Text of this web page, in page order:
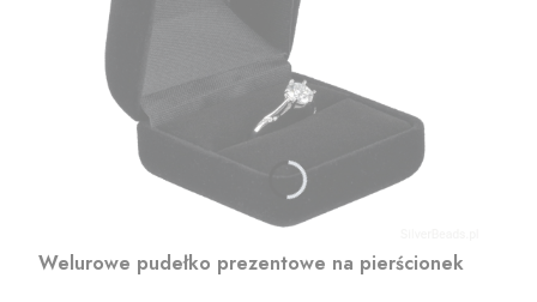
Welurowe pudełko prezentowe na pierścionek